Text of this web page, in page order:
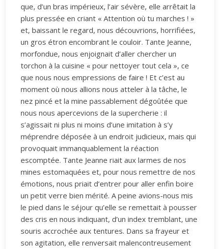
que, d’un bras impérieux, l’air sévère, elle arrêtait la
plus pressée en criant « Attention où tu marches ! »
et, baissant le regard, nous découvrions, horrifiées,
un gros étron encombrant le couloir. Tante Jeanne,
morfondue, nous enjoignait d’aller chercher un
torchon à la cuisine « pour nettoyer tout cela », ce
que nous nous empressions de faire ! Et c’est au
moment où nous allions nous atteler à la tâche, le
nez pincé et la mine passablement dégoûtée que
nous nous apercevions de la supercherie : il
s’agissait ni plus ni moins d’une imitation à s’y
méprendre déposée à un endroit judicieux, mais qui
provoquait immanquablement la réaction
escomptée. Tante Jeanne riait aux larmes de nos
mines estomaquées et, pour nous remettre de nos
émotions, nous priait d’entrer pour aller enfin boire
un petit verre bien mérité. A peine avions-nous mis
le pied dans le séjour qu’elle se remettait à pousser
des cris en nous indiquant, d’un index tremblant, une
souris accrochée aux tentures. Dans sa frayeur et
son agitation, elle renversait malencontreusement